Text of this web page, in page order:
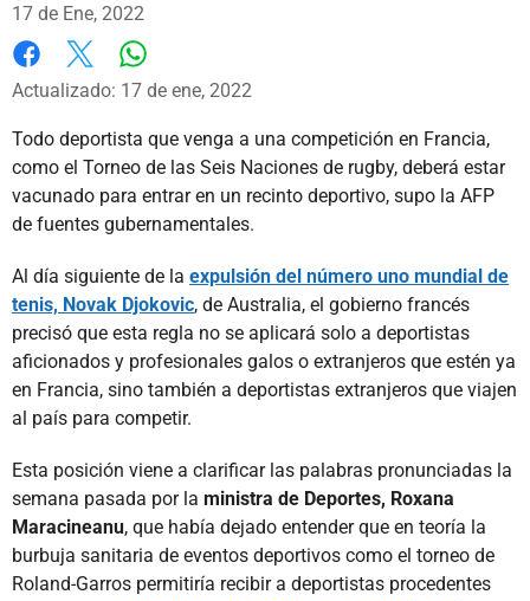
17 de Ene, 2022
Facebook
X
Actualizado: 17 de ene, 2022
Todo deportista que venga a una competición en Francia,
como el Torneo de las Seis Naciones de rugby, deberá estar
vacunado para entrar en un recinto deportivo, supo la AFP
de fuentes gubernamentales.
Al día siguiente de la expulsión del número uno mundial de
tenis, Novak Djokovic, de Australia, el gobierno francés
precisó que esta regla no se aplicará solo a deportistas
aficionados y profesionales galos o extranjeros que estén ya
en Francia, sino también a deportistas extranjeros que viajen
al país para competir.
Esta posición viene a clarificar las palabras pronunciadas la
semana pasada por la ministra de Deportes, Roxana
Maracineanu, que había dejado entender que en teoría la
burbuja sanitaria de eventos deportivos como el torneo de
Roland-Garros permitiría recibir a deportistas procedentes